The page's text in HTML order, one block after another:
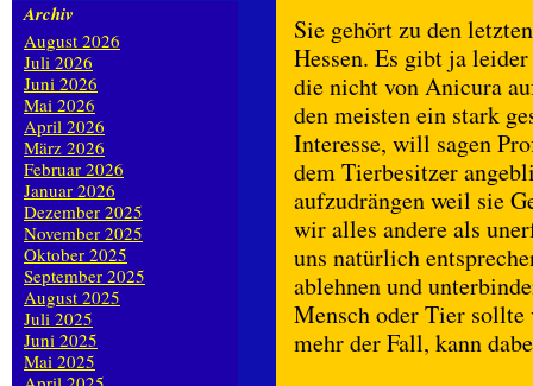
Sie gehört zu den
Hessen. Es gibt ja
die nicht von Anicura
den meisten ein stark
Interesse, will sagen
dem Tierbesitzer
aufzudrängen weil sie
wir alles andere als
uns natürlich
ablehnen und
Mensch oder Tier sollte
mehr der Fall, kann
Archiv
August 2026
Juli 2026
Juni 2026
Mai 2026
April 2026
März 2026
Februar 2026
Januar 2026
Dezember 2025
November 2025
Oktober 2025
September 2025
August 2025
Juli 2025
Juni 2025
Mai 2025